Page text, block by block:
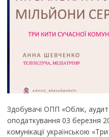
Здобувачі ОПП «Облік,
оподаткування 03 березня
комунікації українською